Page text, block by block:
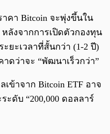
คา Bitcoin จะพุ่งขึ้นใน
ลังจากการเปิดตัวกองทุน
ยะเวลาที่สั้นกว่า (1-2 ปี)
าดว่าจะ “พัฒนาเร็วกว่า”
ข้าจาก Bitcoin ETF อาจ
ะดับ “200,000 ดอลลาร์